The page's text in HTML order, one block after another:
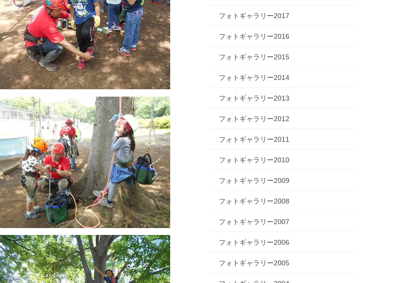
フォトギャラリー2017
フォトギャラリー2016
フォトギャラリー2015
フォトギャラリー2014
フォトギャラリー2013
フォトギャラリー2012
フォトギャラリー2011
フォトギャラリー2010
フォトギャラリー2009
フォトギャラリー2008
フォトギャラリー2007
フォトギャラリー2006
フォトギャラリー2005